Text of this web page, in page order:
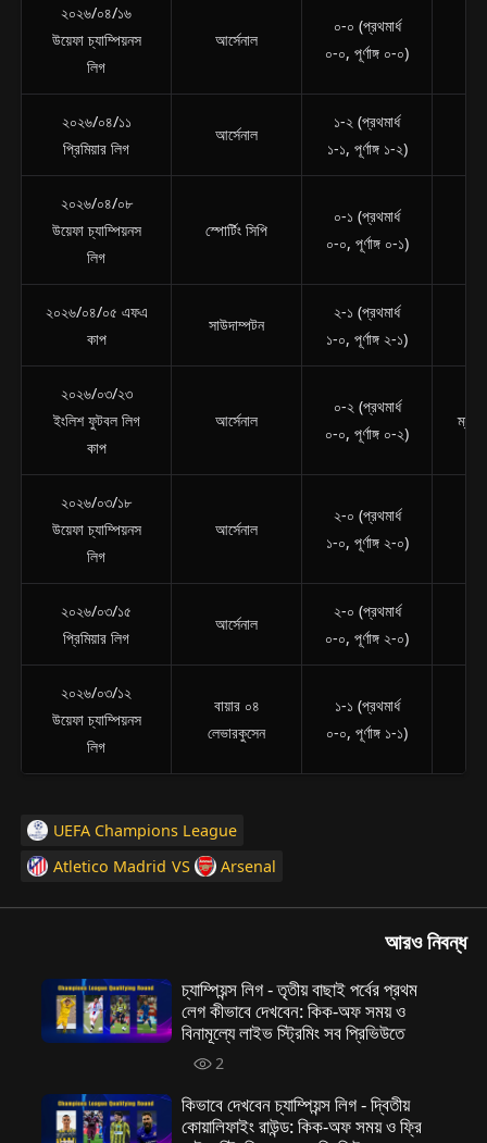
২০২৬/০৪/১৬
উয়েফা চ্যাম্পিয়নস
লিগ
আর্সেনাল
০-০ (প্রথমার্ধ
০-০, পূর্ণাঙ্গ ০-০)
২০২৬/০৪/১১
প্রিমিয়ার লিগ
আর্সেনাল
১-২ (প্রথমার্ধ
১-১, পূর্ণাঙ্গ ১-২)
২০২৬/০৪/০৮
উয়েফা চ্যাম্পিয়নস
লিগ
স্পোর্টিং সিপি
০-১ (প্রথমার্ধ
০-০, পূর্ণাঙ্গ ০-১)
২০২৬/০৪/০৫ এফএ
কাপ
সাউদাম্পটন
২-১ (প্রথমার্ধ
১-০, পূর্ণাঙ্গ ২-১)
২০২৬/০৩/২৩
ইংলিশ ফুটবল লিগ
কাপ
আর্সেনাল
০-২ (প্রথমার্ধ
০-০, পূর্ণাঙ্গ ০-২)
২০২৬/০৩/১৮
উয়েফা চ্যাম্পিয়নস
লিগ
আর্সেনাল
২-০ (প্রথমার্ধ
১-০, পূর্ণাঙ্গ ২-০)
২০২৬/০৩/১৫
প্রিমিয়ার লিগ
আর্সেনাল
২-০ (প্রথমার্ধ
০-০, পূর্ণাঙ্গ ২-০)
২০২৬/০৩/১২
উয়েফা চ্যাম্পিয়নস
লিগ
বায়ার ০৪
লেভারকুসেন
১-১ (প্রথমার্ধ
০-০, পূর্ণাঙ্গ ১-১)
UEFA Champions League
Atletico Madrid VS Arsenal
আরও নিবন্ধ
চ্যাম্পিয়ন্স লিগ - তৃতীয় বাছাই পর্বের প্রথম
লেগ কীভাবে দেখবেন: কিক-অফ সময় ও
বিনামূল্যে লাইভ স্ট্রিমিং সব প্রিভিউতে
2
কিভাবে দেখবেন চ্যাম্পিয়ন্স লিগ - দ্বিতীয়
কোয়ালিফাইং রাউন্ড: কিক-অফ সময় ও ফ্রি